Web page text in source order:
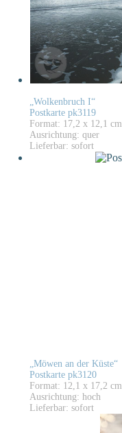
„Wolkenbruch I“
Postkarte pk3119
Format: 17,2 x 12,1 cm
Ausrichtung: quer
Lieferbar: sofort
„Möwen an der Küste“
Postkarte pk3120
Format: 12,1 x 17,2 cm
Ausrichtung: hoch
Lieferbar: sofort